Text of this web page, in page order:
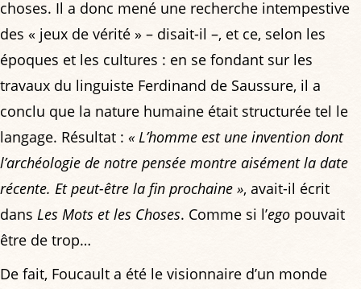
choses. Il a donc mené une recherche intempestive
des « jeux de vérité » – disait-il –, et ce, selon les
époques et les cultures : en se fondant sur les
travaux du linguiste Ferdinand de Saussure, il a
conclu que la nature humaine était structurée tel le
langage. Résultat : « L’homme est une invention dont
l’archéologie de notre pensée montre aisément la date
récente. Et peut-être la fin prochaine », avait-il écrit
dans Les Mots et les Choses. Comme si l’ego pouvait
être de trop…
De fait, Foucault a été le visionnaire d’un monde